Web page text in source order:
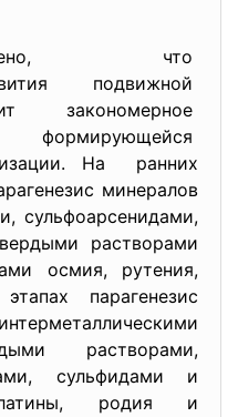
что
подвижной
закономерное
На ранних
минералов
сульфоарсенидами,
растворами
осмия, рутения,
парагенезис
растворами,
сульфидами и
родия и